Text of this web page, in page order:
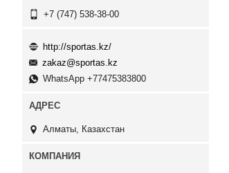
+7 (747) 538-38-00
http://sportas.kz/
zakaz@sportas.kz
WhatsApp +77475383800
Алматы, Казахстан